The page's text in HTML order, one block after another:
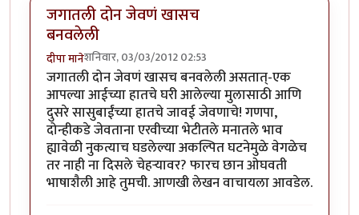
जगातली दोन जेवणं खासच
बनवलेली
दीपा मानेशनिवार, 03/03/2012 02:53
जगातली दोन जेवणं खासच बनवलेली असतात्-एक
आपल्या आईच्या हातचे घरी आलेल्या मुलासाठी आणि
दुसरे सासुबाईंच्या हातचे जावई जेवणाचे! गणपा,
दोन्हीकडे जेवताना एरवीच्या भेटीतले मनातले भाव
ह्यावेळी नुकत्याच घडलेल्या अकल्पित घटनेमुळे वेगळेच
तर नाही ना दिसले चेहर्‍यावर? फारच छान ओघवती
भाषाशैली आहे तुमची. आणखी लेखन वाचायला आवडेल.